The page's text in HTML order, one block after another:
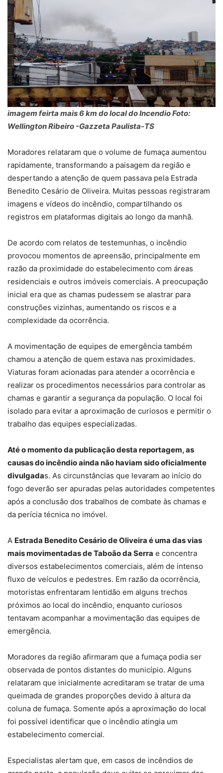
imagem feirta mais 6 km do local do Incendio Foto:
Wellington Ribeiro -Gazzeta Paulista-TS
Moradores relataram que o volume de fumaça aumentou
rapidamente, transformando a paisagem da região e
despertando a atenção de quem passava pela Estrada
Benedito Cesário de Oliveira. Muitas pessoas registraram
imagens e vídeos do incêndio, compartilhando os
registros em plataformas digitais ao longo da manhã.
De acordo com relatos de testemunhas, o incêndio
provocou momentos de apreensão, principalmente em
razão da proximidade do estabelecimento com áreas
residenciais e outros imóveis comerciais. A preocupação
inicial era que as chamas pudessem se alastrar para
construções vizinhas, aumentando os riscos e a
complexidade da ocorrência.
A movimentação de equipes de emergência também
chamou a atenção de quem estava nas proximidades.
Viaturas foram acionadas para atender a ocorrência e
realizar os procedimentos necessários para controlar as
chamas e garantir a segurança da população. O local foi
isolado para evitar a aproximação de curiosos e permitir o
trabalho das equipes especializadas.
Até o momento da publicação desta reportagem, as
causas do incêndio ainda não haviam sido oficialmente
divulgadas. As circunstâncias que levaram ao início do
fogo deverão ser apuradas pelas autoridades competentes
após a conclusão dos trabalhos de combate às chamas e
da perícia técnica no imóvel.
A Estrada Benedito Cesário de Oliveira é uma das vias
mais movimentadas de Taboão da Serra e concentra
diversos estabelecimentos comerciais, além de intenso
fluxo de veículos e pedestres. Em razão da ocorrência,
motoristas enfrentaram lentidão em alguns trechos
próximos ao local do incêndio, enquanto curiosos
tentavam acompanhar a movimentação das equipes de
emergência.
Moradores da região afirmaram que a fumaça podia ser
observada de pontos distantes do município. Alguns
relataram que inicialmente acreditaram se tratar de uma
queimada de grandes proporções devido à altura da
coluna de fumaça. Somente após a aproximação do local
foi possível identificar que o incêndio atingia um
estabelecimento comercial.
Especialistas alertam que, em casos de incêndios de